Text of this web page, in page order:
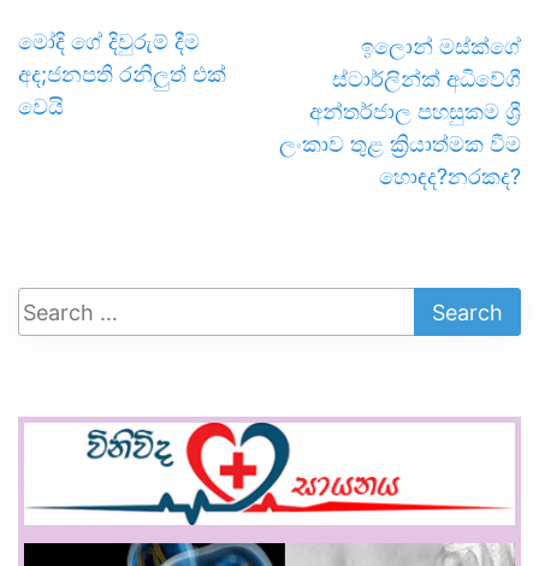
මෝදි ගේ දිවුරුම් දීම
අද;ජනපති රනිලුත් එක්
වෙයි
ඉලොන් මස්ක්ගේ
ස්ටාර්ලින්ක් අධිවේගී
අන්තර්ජාල පහසුකම ශ්‍රී
ලංකාව තුළ ක්‍රියාත්මක වීම
හොඳද?නරකද?